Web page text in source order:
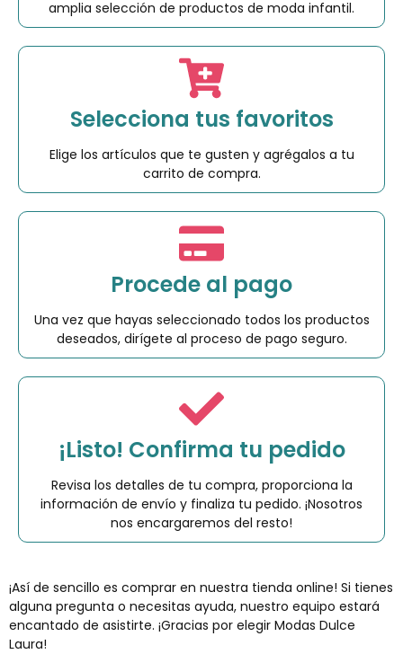
amplia selección de productos de moda infantil.
Selecciona tus favoritos
Elige los artículos que te gusten y agrégalos a tu
carrito de compra.
Procede al pago
Una vez que hayas seleccionado todos los productos
deseados, dirígete al proceso de pago seguro.
¡Listo! Confirma tu pedido
Revisa los detalles de tu compra, proporciona la
información de envío y finaliza tu pedido. ¡Nosotros
nos encargaremos del resto!
¡Así de sencillo es comprar en nuestra tienda online! Si tienes
alguna pregunta o necesitas ayuda, nuestro equipo estará
encantado de asistirte. ¡Gracias por elegir Modas Dulce
Laura!